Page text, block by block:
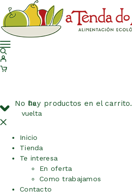
No hay productos en el carrito.
De
vuelta
Inicio
Tienda
Te interesa
En oferta
Como trabajamos
Contacto